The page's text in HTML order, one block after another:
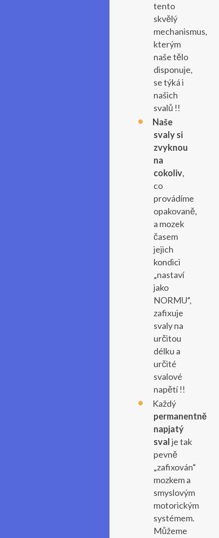
tento
skvělý
mechanismus,
kterým
naše tělo
disponuje,
se týká i
našich
svalů !!
Naše
svaly si
zvyknou
na
cokoliv,
co
provádíme
opakovaně,
a mozek
časem
jejich
kondici
„nastaví
jako
NORMU“,
zafixuje
svaly na
určitou
délku a
určité
svalové
napětí !!
Každý
permanentně
napjatý
svalje tak
pevně
„zafixován“
mozkem a
smyslovým
motorickým
systémem.
Můžeme